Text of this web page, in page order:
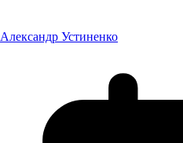
Александр Устиненко